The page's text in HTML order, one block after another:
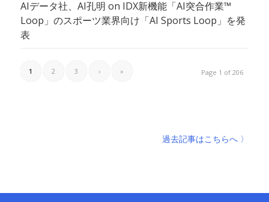
AIデータ社、AI孔明 on IDX新機能「AI突合作業™︎
Loop」のスポーツ業界向け「AI Sports Loop」を発
表
Page 1 of 206
1 2 3 › »
過去記事はこちらへ 〉